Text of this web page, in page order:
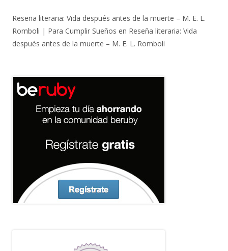
Reseña literaria: Vida después antes de la muerte – M. E. L.
Romboli | Para Cumplir Sueños en Reseña literaria: Vida
después antes de la muerte – M. E. L. Romboli